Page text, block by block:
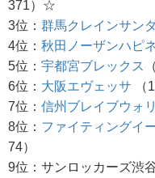
371）☆
3位： 群馬クレインサン
4位： 秋田ノーザンハピ
5位： 宇都宮ブレックス
6位： 大阪エヴェッサ （
7位： 信州ブレイブウォ
8位： ファイティングイ
74）
9位：サンロッカーズ渋